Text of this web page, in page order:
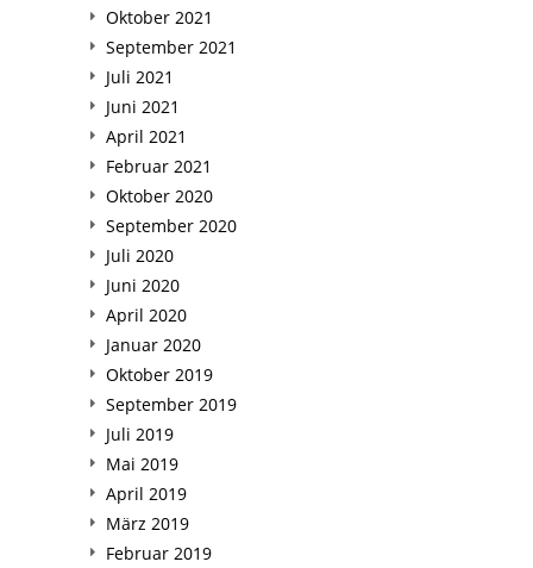
Oktober 2021
September 2021
Juli 2021
Juni 2021
April 2021
Februar 2021
Oktober 2020
September 2020
Juli 2020
Juni 2020
April 2020
Januar 2020
Oktober 2019
September 2019
Juli 2019
Mai 2019
April 2019
März 2019
Februar 2019